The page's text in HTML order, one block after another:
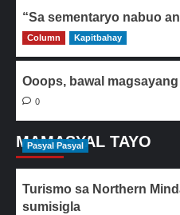
“Sa sementaryo nabuo
0
Column Kapitbahay
Ooops, bawal
0
MAMASYAL TAYO
Pasyal Pasyal
Turismo sa Northern
sumisigla